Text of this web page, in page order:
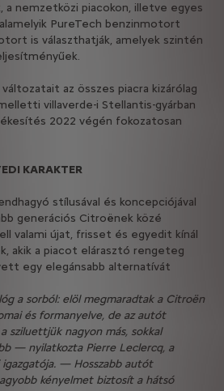
nemzetközi piacokon, illetve egyes
PureTech benzinmotort
is választhatják, amelyek szintén
az összes piacra kizárólag
villaverde-i Stellantis-gyárban
2022 végén fokozatosan
KARAKTER
stílusával és koncepciójával
generációs Citroënek közé
valami újat, frisset és egyedit kínál
akik a piacot elárasztó rengeteg
egy elegánsabb alternatívát
a sorból: elöl megmaradtak a Citroën
és formanyelve, de az autót
sziluettjük nagyon más, sokkal
— nyilatkozta Pierre Leclercq, a
— Hosszabb autót
kényelmet biztosít a hátsó